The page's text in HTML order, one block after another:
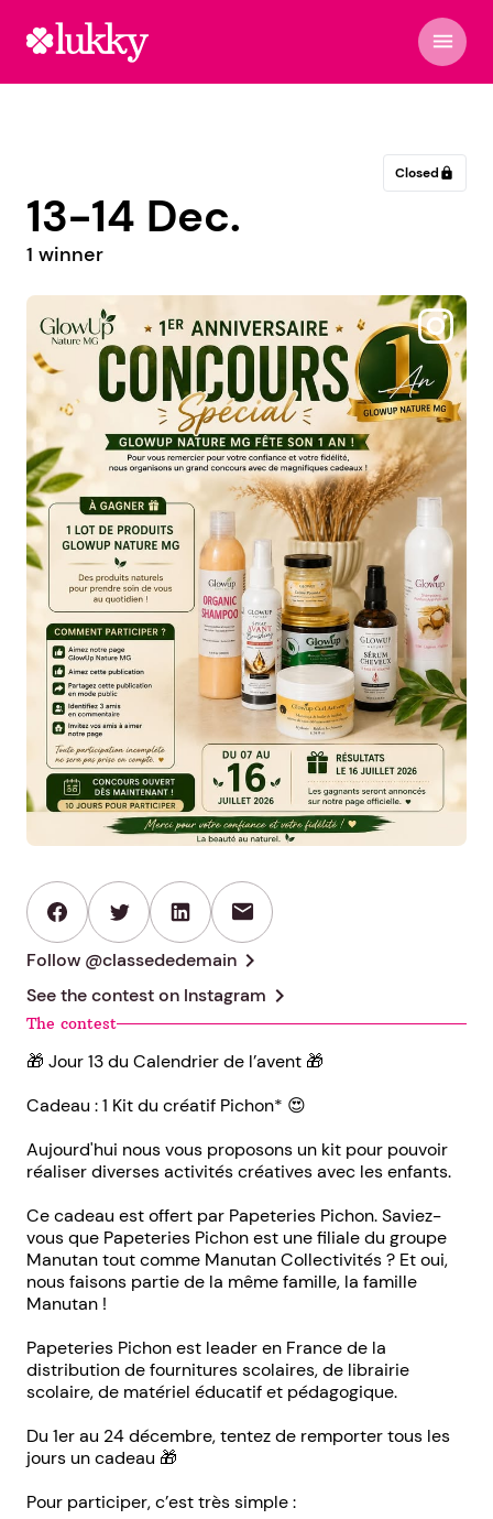
menu
Closed lock
13-14 Dec.
1 winner
@classededemain
mail
Follow @classededemain chevron_right
See the contest on Instagram chevron_right
The contest
🎁 Jour 13 du Calendrier de l’avent 🎁
Cadeau : 1 Kit du créatif Pichon* 😍
Aujourd'hui nous vous proposons un kit pour pouvoir
réaliser diverses activités créatives avec les enfants.
Ce cadeau est offert par Papeteries Pichon. Saviez-
vous que Papeteries Pichon est une filiale du groupe
Manutan tout comme Manutan Collectivités ? Et oui,
nous faisons partie de la même famille, la famille
Manutan !
Papeteries Pichon est leader en France de la
distribution de fournitures scolaires, de librairie
scolaire, de matériel éducatif et pédagogique.
Du 1er au 24 décembre, tentez de remporter tous les
jours un cadeau 🎁
Pour participer, c’est très simple :